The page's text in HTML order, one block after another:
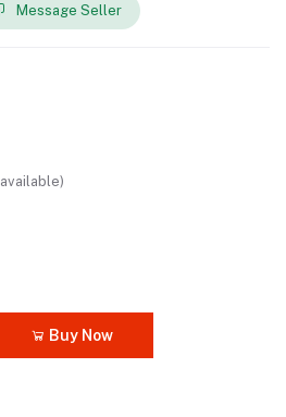
Message Seller
available)
Buy Now